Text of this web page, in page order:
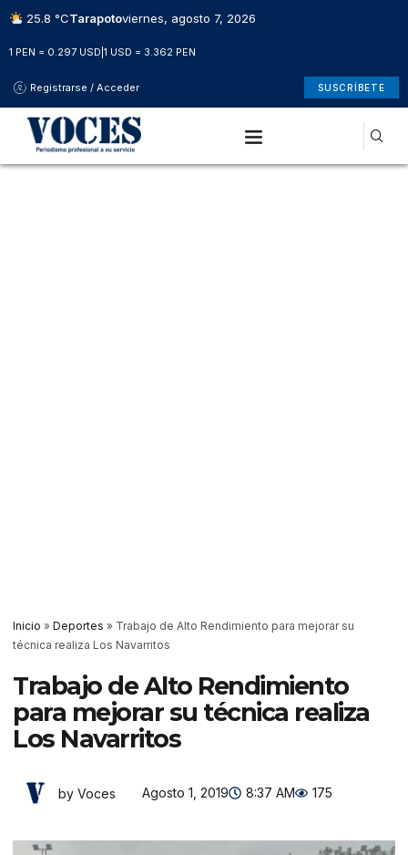
25.8 °CTarapotoviernes, agosto 7, 2026
1 PEN = 0.297 USD 1 USD = 3.362 PEN
Registrarse / Acceder SUSCRÍBETE
Inicio » Deportes » Trabajo de Alto Rendimiento para mejorar su
técnica realiza Los Navarritos
Trabajo de Alto Rendimiento
para mejorar su técnica realiza
Los Navarritos
by Voces Agosto 1, 2019 8:37 AM 175